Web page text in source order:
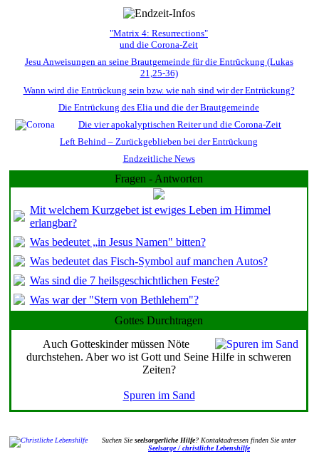
"Matrix 4: Resurrections"
und die Corona-Zeit
Jesu Anweisungen an seine Brautgemeinde für die Entrückung (Lukas
21,25-36)
Wann wird die Entrückung sein bzw. wie nah sind wir der Entrückung?
Die Entrückung des Elia und die der Brautgemeinde
Die vier apokalyptischen Reiter und die Corona-Zeit
Left Behind – Zurückgeblieben bei der Entrückung
Endzeitliche News
Fragen - Antworten
Mit welchem Kurzgebet ist ewiges Leben im Himmel
erlangbar?
Was bedeutet „in Jesus Namen" bitten?
Was bedeutet das Fisch-Symbol auf manchen Autos?
Was sind die 7 heilsgeschichtlichen Feste?
Was war der "Stern von Bethlehem"?
Gottes Durchtragen
Auch Gotteskinder müssen Nöte
durchstehen. Aber wo ist Gott und Seine Hilfe in schweren
Zeiten?
Spuren im Sand
Suchen Sieseelsorgerliche Hilfe? Kontaktadressen finden Sie unter
Seelsorge / christliche Lebenshilfe